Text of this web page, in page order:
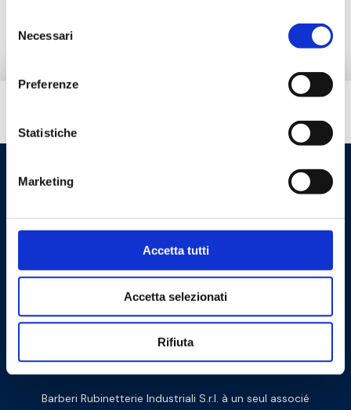
delNecessari
Preferenze
Statistiche
Marketing
Accetta tutti
Accetta selezionati
Rifiuta
Contactez-nous
Barberi Rubinetterie Industriali S.r.l. à un seul associé